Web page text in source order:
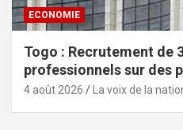
ECONOMIE
Togo : Recrutement de
professionnels sur des
4 août 2026 La voix de la